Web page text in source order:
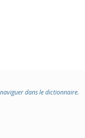
dans le dictionnaire.